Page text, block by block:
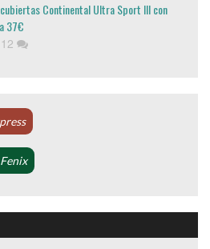
Continental Ultra Sport III con
37€
12